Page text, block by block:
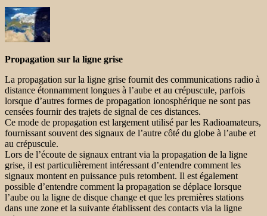
Propagation sur la ligne grise
La propagation sur la ligne grise fournit des communications radio à
distance étonnamment longues à l’aube et au crépuscule, parfois
lorsque d’autres formes de propagation ionosphérique ne sont pas
censées fournir des trajets de signal de ces distances.
Ce mode de propagation est largement utilisé par les Radioamateurs,
fournissant souvent des signaux de l’autre côté du globe à l’aube et
au crépuscule.
Lors de l’écoute de signaux entrant via la propagation de la ligne
grise, il est particulièrement intéressant d’entendre comment les
signaux montent en puissance puis retombent. Il est également
possible d’entendre comment la propagation se déplace lorsque
l’aube ou la ligne de disque change et que les premières stations
dans une zone et la suivante établissent des contacts via la ligne